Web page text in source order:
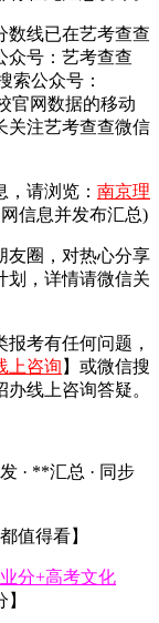
数线已在艺考查查
众号：艺考查查
索公众号：
官网数据的移动
关注艺考查查微信
请浏览： 南京理
信息并发布汇总)
友圈，对热心分享
划，详情请微信关
考有任何问题，
上咨询 】或微信搜
线上咨询答疑。
· **汇总 · 同步
值得看】
分+高考文化